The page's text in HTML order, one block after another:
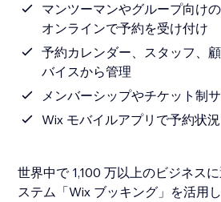
マンツーマンやグループ向け
オンラインで予約を受け付け
予約カレンダー、スタッフ、
バイスから管理
メンバーシップやチケット制
Wix モバイルアプリで予約状
世界中で 1,100 万以上のビジネス
ステム「Wix ブッキング」を活用